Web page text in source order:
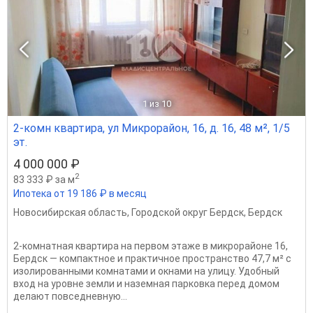
1 из 10
2-комн квартира, ул Микрорайон, 16, д. 16, 48 м², 1/5
эт.
4 000 000 ₽
83 333 ₽ за м2
Ипотека от 19 186 ₽ в месяц
Новосибирская область, Городской округ Бердск, Бердск
2-комнатная квартира на первом этаже в микрорайоне 16,
Бердск — компактное и практичное пространство 47,7 м² с
изолированными комнатами и окнами на улицу. Удобный
вход на уровне земли и наземная парковка перед домом
делают повседневную...